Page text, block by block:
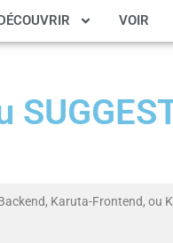
DÉCOUVRIR VOIR
Karuta-Frontend, ou